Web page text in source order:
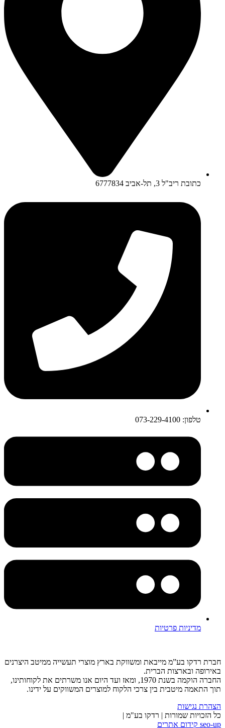
כתובת ריב"ל 3, תל-אביב 6777834
טלפון: 073-229-4100
מדיניות פרטיות
חברת רדקו בע”מ מייבאת ומשווקת בארץ מוצרי תעשייה ממיטב היצרנים
באירופה ובארצות הברית.
החברה הוקמה בשנת 1970, ומאז ועד היום אנו משרתים את לקוחותינו,
תוך התאמה מיטבית בין צרכי הלקוח למוצרים המשווקים על ידינו.
הצהרת נגישות
כל הזכויות שמורות | רדקו בע"מ |
seo-up קידום אתרים